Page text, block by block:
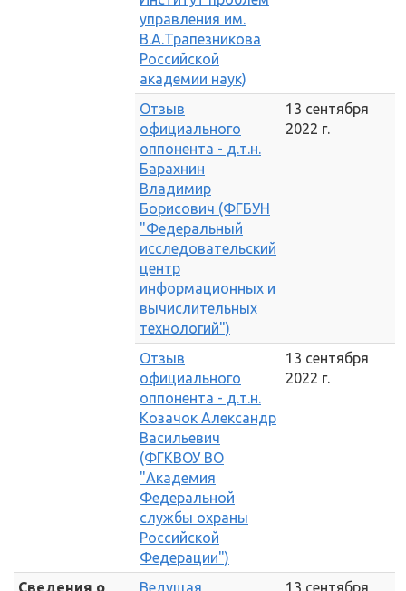
управления им.
В.А.Трапезникова
Российской
академии наук)
Отзыв
официального
оппонента - д.т.н.
Барахнин
Владимир
Борисович (ФГБУН
"Федеральный
исследовательский
центр
информационных и
вычислительных
технологий")
13 сентября
2022 г.
Отзыв
официального
оппонента - д.т.н.
Козачок Александр
Васильевич
(ФГКВОУ ВО
"Академия
Федеральной
службы охраны
Российской
Федерации")
13 сентября
2022 г.
Сведения о
Ведущая
13 сентября